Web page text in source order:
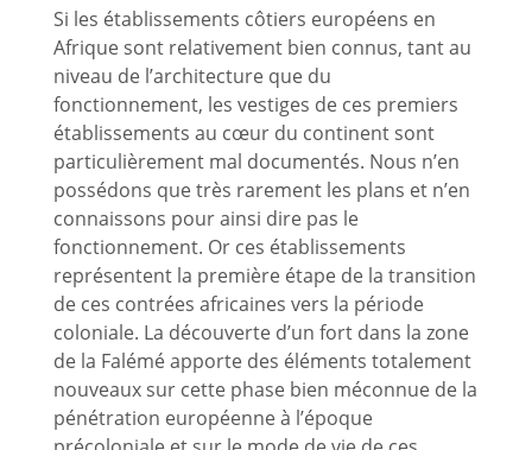
Si les établissements côtiers européens en
Afrique sont relativement bien connus, tant au
niveau de l’architecture que du
fonctionnement, les vestiges de ces premiers
établissements au cœur du continent sont
particulièrement mal documentés. Nous n’en
possédons que très rarement les plans et n’en
connaissons pour ainsi dire pas le
fonctionnement. Or ces établissements
représentent la première étape de la transition
de ces contrées africaines vers la période
coloniale. La découverte d’un fort dans la zone
de la Falémé apporte des éléments totalement
nouveaux sur cette phase bien méconnue de la
pénétration européenne à l’époque